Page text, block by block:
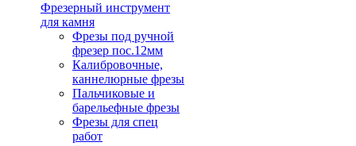
Фрезерный инструмент
для камня
Фрезы под ручной
фрезер пос.12мм
Калибровочные,
каннелюрные фрезы
Пальчиковые и
барельефные фрезы
Фрезы для спец
работ